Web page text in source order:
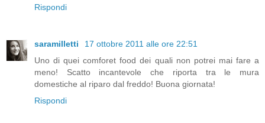
Rispondi
saramilletti
17 ottobre 2011 alle ore 22:51
Uno di quei comforet food dei quali non potrei mai fare a
meno! Scatto incantevole che riporta tra le mura
domestiche al riparo dal freddo! Buona giornata!
Rispondi